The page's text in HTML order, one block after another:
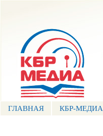
ГЛАВНАЯ КБР-МЕДИА